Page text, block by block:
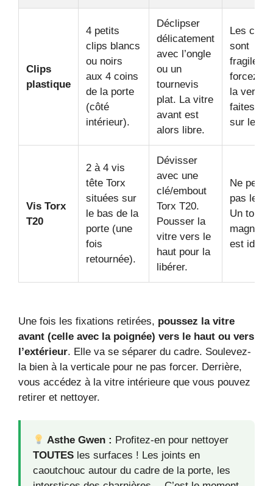
Clips
plastique
4 petits
clips blancs
ou noirs
aux 4 coins
de la porte
(côté
intérieur).
Déclipser
délicatement
avec l’ongle
ou un
tournevis
plat. La vitre
avant est
alors libre.
Les clips
sont
fragiles.
forcez
la
faites
sur le
Vis Torx
T20
2 à 4 vis
tête Torx
situées sur
le bas de la
porte (une
fois
retournée).
Dévisser
avec une
clé/embout
Torx T20.
Pousser la
vitre vers le
haut pour la
libérer.
Ne
pas les
Un
est idéal.
Une fois les fixations retirées, poussez la vitre
avant (celle avec la poignée) vers le haut ou vers
l’extérieur. Elle va se séparer du cadre. Soulevez-
la bien à la verticale pour ne pas forcer. Derrière,
vous accédez à la vitre intérieure que vous pouvez
retirer et nettoyer.
Asthe Gwen : Profitez-en pour nettoyer
TOUTES les surfaces ! Les joints en
caoutchouc autour du cadre de la porte, les